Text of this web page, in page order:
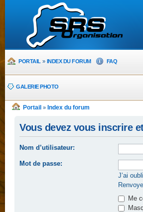
PORTAIL » INDEX DU FORUM FAQ
GALERIE PHOTO
Portail » Index du forum
Vous devez vous inscrire
Nom d’utilisateur:
Mot de passe:
J’ai
Me